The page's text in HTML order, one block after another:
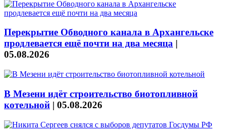
Перекрытие Обводного канала в Архангельске
продлевается ещё почти на два месяца |
05.08.2026
В Мезени идёт строительство биотопливной
котельной | 05.08.2026